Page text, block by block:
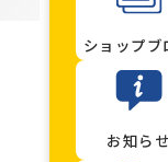
ショップブ
お知らせ